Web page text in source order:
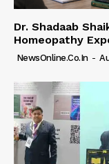
Dr. Shadaab
Homeopathy
NewsOnline.co.in -